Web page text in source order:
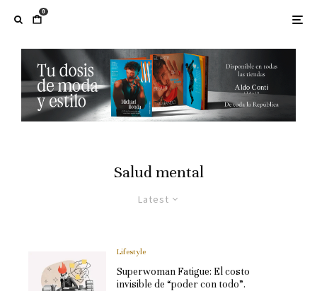
0
Salud mental
Latest
Lifestyle
Superwoman Fatigue: El costo
invisible de “poder con todo”.